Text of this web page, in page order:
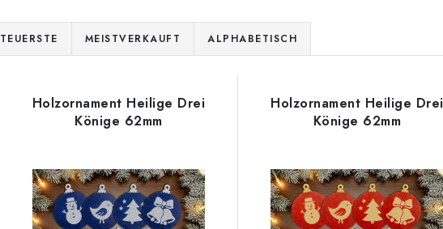
TEUERSTE MEISTVERKAUFT ALPHABETISCH
Holzornament Heilige Drei
Könige 62mm
Holzornament Heilige Drei
Könige 62mm